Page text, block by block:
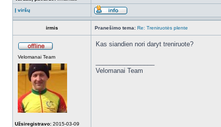
Į viršų
irmis Pranešimo tema: Re: Treniruotės plente
Velomanai Team
Užsiregistravo: 2015-03-09
Kas siandien nori daryt treniruote?
Velomanai Team